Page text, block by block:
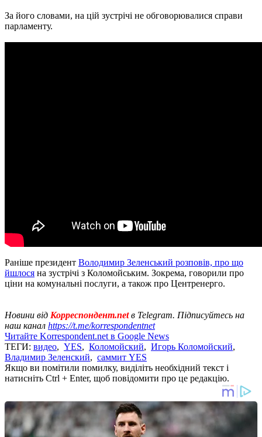
За його словами, на цій зустрічі не обговорювалися справи
парламенту.
Раніше президент Володимир Зеленський розповів, про що
йшлося на зустрічі з Коломойським. Зокрема, говорили про
ціни на комунальні послуги, а також про Центренерго.
Новини від Корреспондент.netв Telegram. Підписуйтесь на
наш канал https://t.me/korrespondentnet
Читайте Korrespondent.net в Google News
ТЕГИ: видео, YES, Коломойский, Игорь Коломойский,
Владимир Зеленский, саммит YES
Якщо ви помітили помилку, виділіть необхідний текст і
натисніть Ctrl + Enter, щоб повідомити про це редакцію.